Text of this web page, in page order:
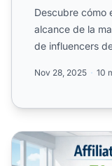
Descubre cómo
alcance de la
de influencers
Nov 28, 2025 10
¿Es el marketing